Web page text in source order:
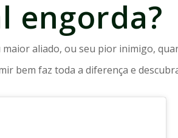
engorda?
aliado, ou seu pior inimigo,
bem faz toda a diferença e